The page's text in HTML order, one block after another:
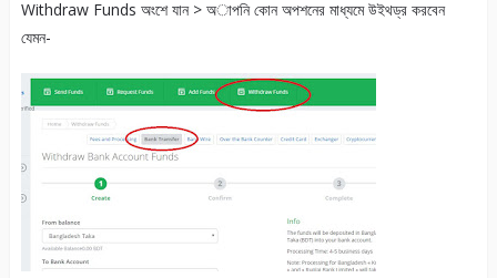
Withdraw Funds অংশে যান > অাপনি কোন অপশনের মাধ্যমে উইথড্র করবেন
যেমন-